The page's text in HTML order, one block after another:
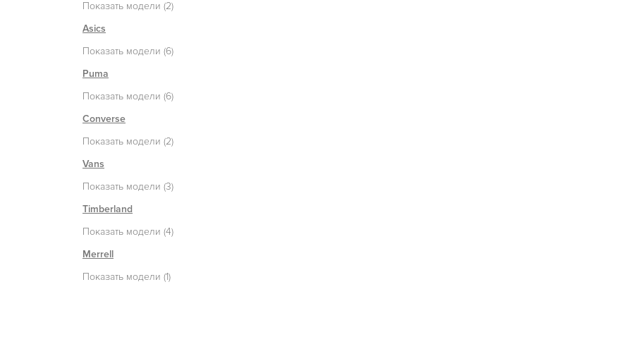
Показать модели (2)
Asics
Показать модели (6)
Puma
Показать модели (6)
Converse
Показать модели (2)
Vans
Показать модели (3)
Timberland
Показать модели (4)
Merrell
Показать модели (1)